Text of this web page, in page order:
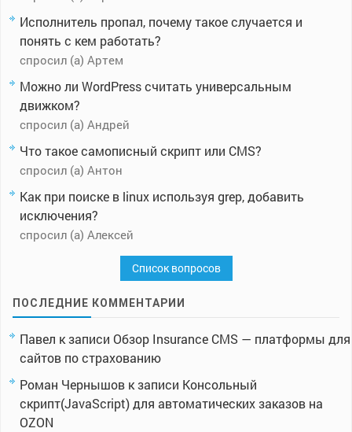
Исполнитель пропал, почему такое случается и
понять с кем работать?
спросил (а) Артем
Можно ли WordPress считать универсальным
движком?
спросил (а) Андрей
Что такое самописный скрипт или CMS?
спросил (а) Антон
Как при поиске в linux используя grep, добавить
исключения?
спросил (а) Алексей
Список вопросов
ПОСЛЕДНИЕ КОММЕНТАРИИ
Павел к записи Обзор Insurance CMS — платформы для
сайтов по страхованию
Роман Чернышов к записи Консольный
скрипт(JavaScript) для автоматических заказов на
OZON